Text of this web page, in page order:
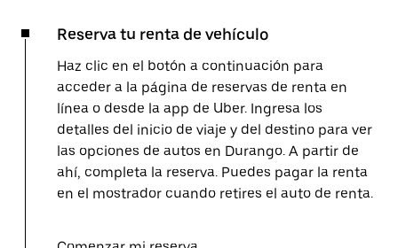
Reserva tu renta de vehículo
Haz clic en el botón a continuación para
acceder a la página de reservas de renta en
línea o desde la app de Uber. Ingresa los
detalles del inicio de viaje y del destino para ver
las opciones de autos en Durango. A partir de
ahí, completa la reserva. Puedes pagar la renta
en el mostrador cuando retires el auto de renta.